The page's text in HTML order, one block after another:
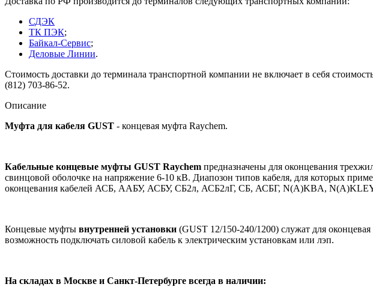
СДЭК
ТК ПЭК;
Байкал-Сервис;
Деловые Линии.
Стоимость доставки до терминала транспортной компании не включает в себя
(812) 703-86-52.
Описание
Муфта для кабеля GUST - концевая муфта Raychem.
Кабельные концевые муфты GUST Raychem предназначены для оконцевания
свинцовой оболочке на напряжение 6-10 кВ. Диапозон типов кабеля, для которых
оконцевания кабелей АСБ, ААБУ, АСБУ, СБ2л, АСБ2лГ, СБ, АСБГ, N(A)KBA,
Концевые муфты внутренней установки (GUST 12/150-240/1200) служат для
возможность подключать силовой кабель к электрическим установкам или лэп.
На складах в Москве и Санкт-Петербурге всегда в наличии: